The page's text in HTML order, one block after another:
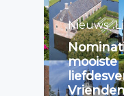
Nieuws
mooiste